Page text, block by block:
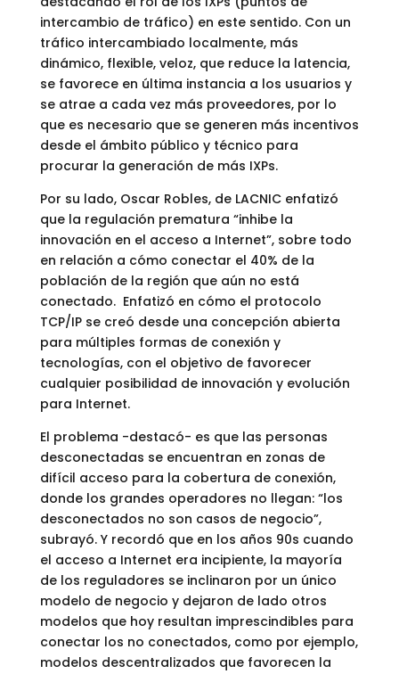
intercambio de tráfico) en este sentido. Con un
tráfico intercambiado localmente, más
dinámico, flexible, veloz, que reduce la latencia,
se favorece en última instancia a los usuarios y
se atrae a cada vez más proveedores, por lo
que es necesario que se generen más incentivos
desde el ámbito público y técnico para
procurar la generación de más IXPs.
Por su lado, Oscar Robles, de LACNIC enfatizó
que la regulación prematura “inhibe la
innovación en el acceso a Internet”, sobre todo
en relación a cómo conectar el 40% de la
población de la región que aún no está
conectado. Enfatizó en cómo el protocolo
TCP/IP se creó desde una concepción abierta
para múltiples formas de conexión y
tecnologías, con el objetivo de favorecer
cualquier posibilidad de innovación y evolución
para Internet.
El problema -destacó- es que las personas
desconectadas se encuentran en zonas de
difícil acceso para la cobertura de conexión,
donde los grandes operadores no llegan: “los
desconectados no son casos de negocio”,
subrayó. Y recordó que en los años 90s cuando
el acceso a Internet era incipiente, la mayoría
de los reguladores se inclinaron por un único
modelo de negocio y dejaron de lado otros
modelos que hoy resultan imprescindibles para
conectar los no conectados, como por ejemplo,
modelos descentralizados que favorecen la